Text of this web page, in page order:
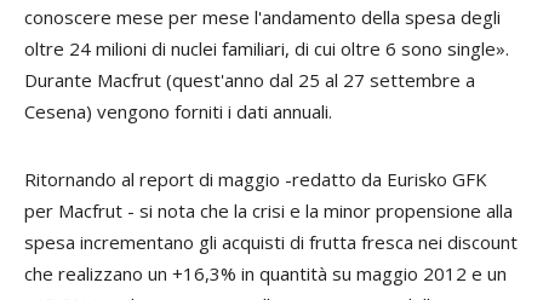
conoscere mese per mese l'andamento della spesa degli
oltre 24 milioni di nuclei familiari, di cui oltre 6 sono single».
Durante Macfrut (quest'anno dal 25 al 27 settembre a
Cesena) vengono forniti i dati annuali.
Ritornando al report di maggio -redatto da Eurisko GFK
per Macfrut - si nota che la crisi e la minor propensione alla
spesa incrementano gli acquisti di frutta fresca nei discount
che realizzano un +16,3% in quantità su maggio 2012 e un